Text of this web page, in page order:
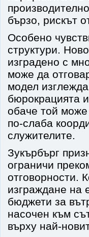
бързо, рискът
Особено
структури.
изградено с
може да
модел
бюрокрацията
обаче той
по-слаба
служителите.
Зукърбърг
ограничи
отговорности.
изграждане на
бюджети за
насочен към
върху най-